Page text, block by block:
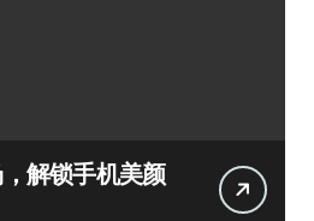
解锁手机美颜